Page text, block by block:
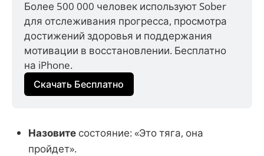
Более 500 000 человек используют Sober
для отслеживания прогресса, просмотра
достижений здоровья и поддержания
мотивации в восстановлении. Бесплатно
на iPhone.
Скачать Бесплатно
Назовите состояние: «Это тяга, она
пройдет».